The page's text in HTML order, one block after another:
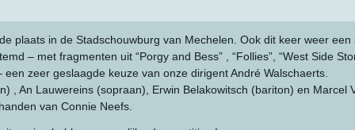
plaats in de Stadschouwburg van Mechelen. Ook dit keer weer
– met fragmenten uit “Porgy and Bess” , “Follies”, “West Side
zeer geslaagde keuze van onze dirigent André Walschaerts.
, An Lauwereins (sopraan), Erwin Belakowitsch (bariton) en
van Connie Neefs.